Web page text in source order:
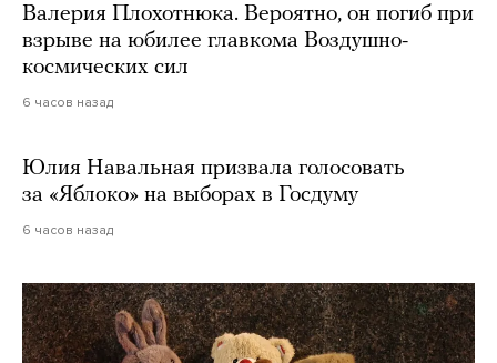
Валерия Плохотнюка. Вероятно, он погиб при
взрыве на юбилее главкома Воздушно-
космических сил
6 часов назад
Юлия Навальная призвала голосовать
за «Яблоко» на выборах в Госдуму
6 часов назад